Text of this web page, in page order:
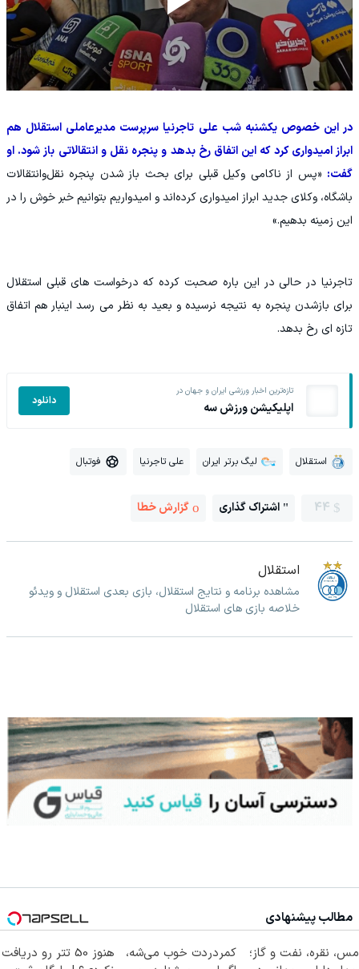
در این خصوص یکشنبه شب علی تاجرنیا سرپرست مدیرعاملی استقلال هم
ابراز امیدواری کرد که این اتفاق رخ بدهد و پنجره نقل و انتقالاتی باز شود. او
گفت: «پس از ناکامی وکیل قبلی برای بحث باز شدن پنجره نقل‌وانتقالات
باشگاه، وکلای جدید ابراز امیدواری کرده‌اند و امیدواریم بتوانیم خبر خوش را در
این زمینه بدهیم.»
تاجرنیا در حالی در این باره صحبت کرده که درخواست های قبلی استقلال
برای بازشدن پنجره به نتیجه نرسیده و بعید به نظر می رسد اینبار هم اتفاق
تازه ای رخ بدهد.
تازه‌ترین اخبار ورزشی ایران و جهان در
اپلیکیشن ورزش سه دانلود
استقلال لیگ برتر ایران علی تاجرنیا فوتبال
44 اشتراک گذاری گزارش خطا
استقلال
مشاهده برنامه و نتایج استقلال، بازی بعدی استقلال و ویدئو
خلاصه بازی های استقلال
مطالب پیشنهادی
مس، نقره، نفت و گاز؛
کمردردت خوب می‌شه،
هنوز 50 تتر رو دریافت